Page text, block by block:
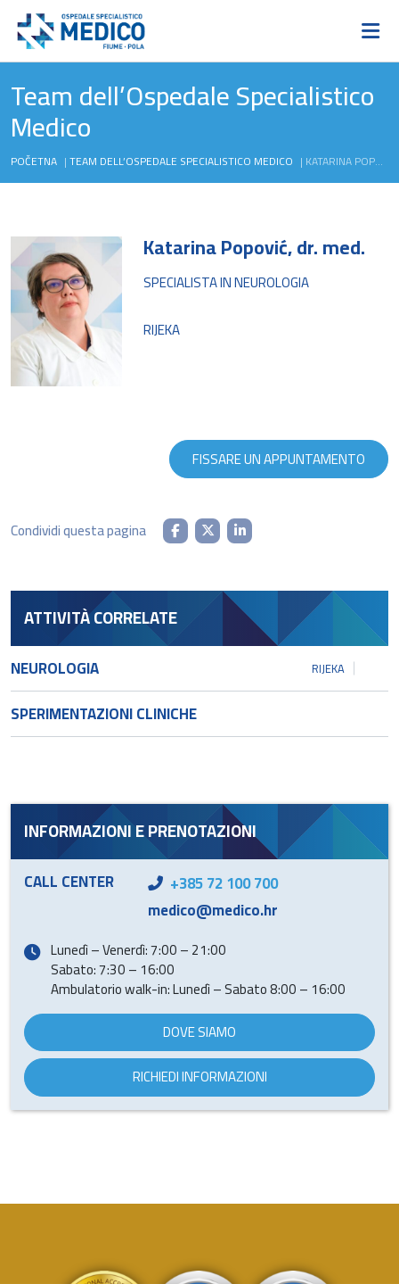
Team dell’Ospedale Specialistico
Medico
POČETNA |TEAM DELL’OSPEDALE SPECIALISTICO MEDICO | KATARINA POPOVIĆ, DR. MED.
Katarina Popović, dr. med.
SPECIALISTA IN NEUROLOGIA
RIJEKA
FISSARE UN APPUNTAMENTO
Condividi questa pagina
ATTIVITÀ CORRELATE
NEUROLOGIA RIJEKA
SPERIMENTAZIONI CLINICHE
INFORMAZIONI E PRENOTAZIONI
CALL CENTER
+385 72 100 700
medico@medico.hr
Lunedì – Venerdì: 7:00 – 21:00
Sabato: 7:30 – 16:00
Ambulatorio walk-in: Lunedì – Sabato 8:00 – 16:00
DOVE SIAMO
RICHIEDI INFORMAZIONI